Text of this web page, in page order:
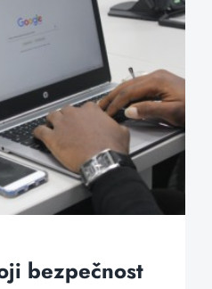
bezpečnost